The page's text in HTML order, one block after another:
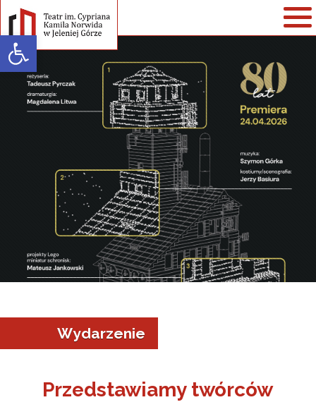
Open toolbar
Wydarzenie
Przedstawiamy twórców